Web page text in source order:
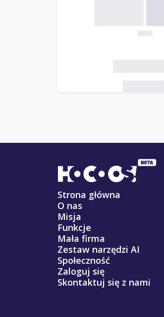
Strona główna
O nas
Misja
Funkcje
Mała firma
Zestaw narzędzi AI
Społeczność
Zaloguj się
Skontaktuj się z nami